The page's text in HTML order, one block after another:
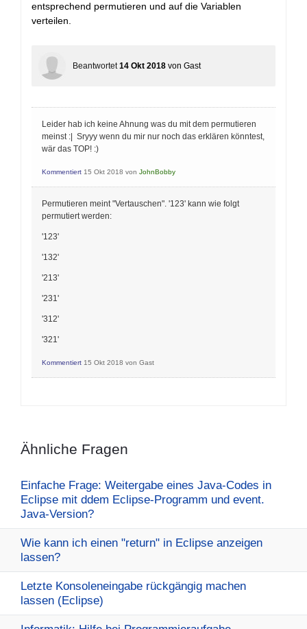
entsprechend permutieren und auf die Variablen
verteilen.
Beantwortet 14 Okt 2018 von Gast
Leider hab ich keine Ahnung was du mit dem permutieren
meinst :| Sryyy wenn du mir nur noch das erklären könntest,
wär das TOP! :)
Kommentiert 15 Okt 2018 von JohnBobby
Permutieren meint "Vertauschen". '123' kann wie folgt
permutiert werden:
'123'
'132'
'213'
'231'
'312'
'321'
Kommentiert 15 Okt 2018 von Gast
Ähnliche Fragen
Einfache Frage: Weitergabe eines Java-Codes in
Eclipse mit ddem Eclipse-Programm und event.
Java-Version?
Wie kann ich einen "return" in Eclipse anzeigen
lassen?
Letzte Konsoleneingabe rückgängig machen
lassen (Eclipse)